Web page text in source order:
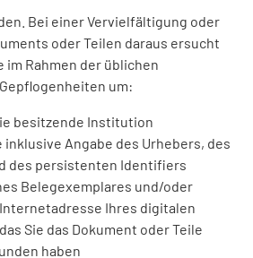
Bei einer Vervielfältigung oder
oder Teilen daraus ersucht
im Rahmen der üblichen
um:
besitzende Institution
inklusive Angabe des Urhebers, des
des persistenten Identifiers
Belegexemplares und/oder
Ihres digitalen
Sie das Dokument oder Teile
haben